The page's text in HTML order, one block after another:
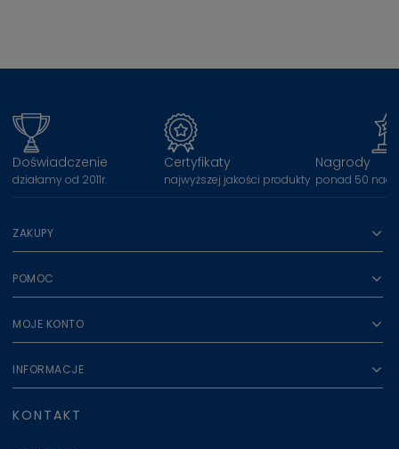
Doświadczenie
działamy od 2011r.
Certyfikaty
najwyższej jakości produkty
Nagrody
ponad 50
ZAKUPY
POMOC
MOJE KONTO
INFORMACJE
KONTAKT